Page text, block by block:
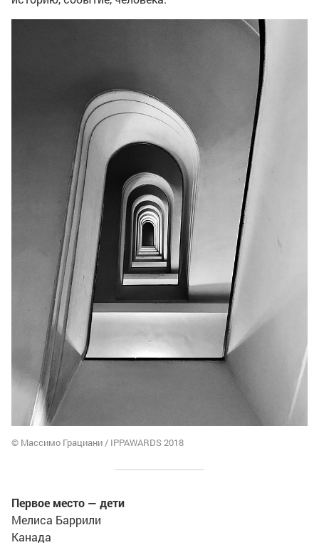
© Массимо Грациани / IPPAWARDS 2018
Первое место — дети
Мелиса Баррили
Канада